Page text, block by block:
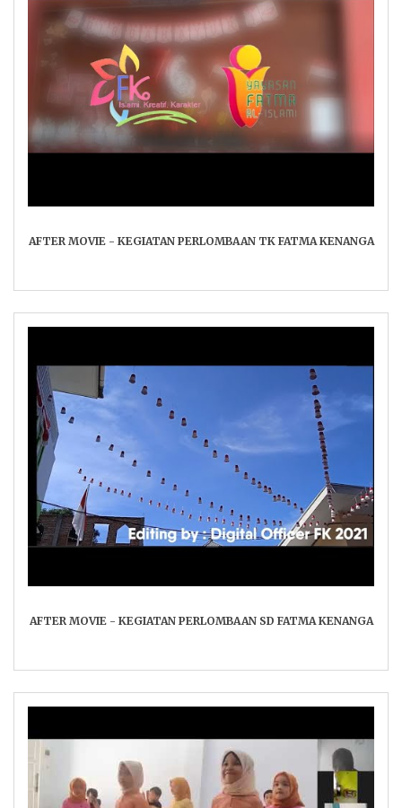
AFTER MOVIE - KEGIATAN PERLOMBAAN TK FATMA KENANGA
AFTER MOVIE - KEGIATAN PERLOMBAAN SD FATMA KENANGA